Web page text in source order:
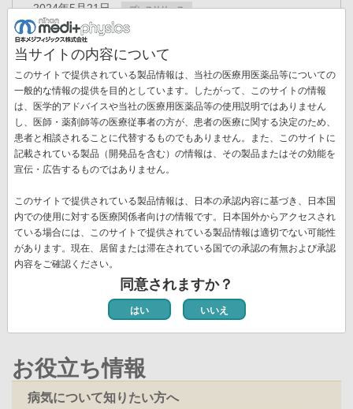
2024年5月21日 プレスリリース
PET検査用放射性医薬品「アキュミン静注」薬価基準収
載(PDF)
2024年5月21日 お知らせ
「ビザミル静注」薬価基準収載のお知らせ (PDF)
2024年4月11日 プレスリリース
膵がんのイメージング剤として開発中の「NMK89」、世
界初の患者画像撮影を米国で発表(PDF)
ペ
ー
送
り
頭
ペ
ー
ジ
ペ
ー
ジ
ー
ジ
ー
ジ
ー
ジ
ー
ジ
レ
ン
ト
ペ
ー
ジ
ー
ジ
ペ
ー
ジ
8
ペ
ー
ジ
9
次
ペ
ー
ジ
››
最
終
ペ
ジ
最終 »
新着情報一覧
お役立ち情報
病気について知りたい方へ
当サイトの内容について
このサイトで提供されている製品情報は、当社の医療用医薬品等についての
一般的な情報の提供を目的としています。したがって、このサイトの情報
は、医学的アドバイスや当社の医療用医薬品等の使用説明ではありません
し、医師・薬剤師等の医療従事者の方が、患者の医療に関する決定のため、
患者と相談されることに代替するものでもありません。また、このサイトに
記載されている製品（開発品を含む）の情報は、その製品またはその効能を
宣伝・広告するものではありません。
このサイトで提供されている製品情報は、日本の承認内容に基づき、日本国
内での使用に対する医療関係者向けの情報です。日本国外からアクセスされ
ている場合には、このサイトで提供されている製品情報は適切でない可能性
があります。現在、居留または滞在されている国での承認の有無および承認
内容をご確認ください。
同意されますか？
はい いいえ